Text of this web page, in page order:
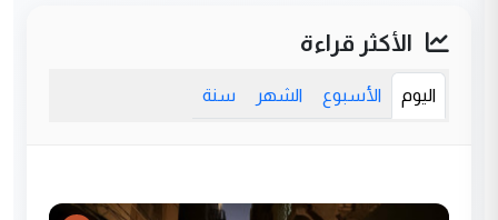
الأكثر قراءة
اليوم الأسبوع الشهر سنة